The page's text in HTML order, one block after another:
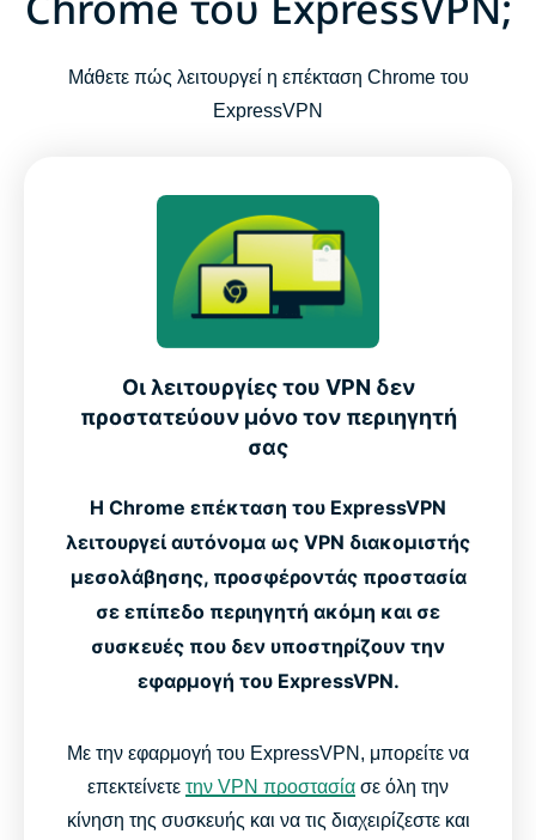
Μάθετε πώς λειτουργεί η επέκταση Chrome του
ExpressVPN
Οι λειτουργίες του VPN δεν
προστατεύουν μόνο τον περιηγητή
σας
Η Chrome επέκταση του ExpressVPN
λειτουργεί αυτόνομα ως VPN διακομιστής
μεσολάβησης, προσφέροντάς προστασία
σε επίπεδο περιηγητή ακόμη και σε
συσκευές που δεν υποστηρίζουν την
εφαρμογή του ExpressVPN.
Με την εφαρμογή του ExpressVPN, μπορείτε να
επεκτείνετε την VPN προστασία σε όλη την
κίνηση της συσκευής και να τις διαχειρίζεστε και